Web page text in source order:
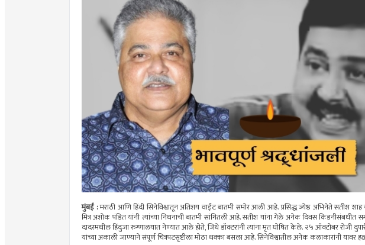
मुंबई :मराठी आणि हिंदी सिनेविश्वातून अतिशय वाईट बातमी समोर आली आहे. प्रसिद्ध ज्येष्ठ अभिनेते
मित्र अशोक पंडित यांनी त्यांच्या निधनाची बातमी सांगितली आहे. सतीश यांना गेले अनेक दिवस किडनीसंबधीत
दादरमधील हिंदुजा रुग्णालयात नेण्यात आले होते, जिथे डॉक्टरांनी त्यांना मृत घोषित केले. २५ ऑक्टोबर रोजी
यांच्या अकाली जाण्याने संपूर्ण चित्रपटसृष्टीला मोठा धक्का बसला आहे. सिनेविश्वातील अनेक कलाकारांनी